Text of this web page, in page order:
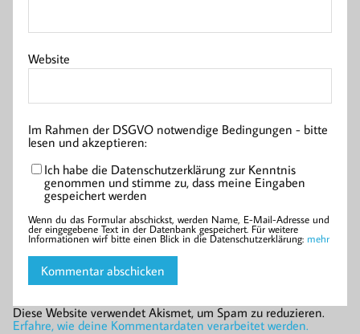
Website
Im Rahmen der DSGVO notwendige Bedingungen - bitte
lesen und akzeptieren:
Ich habe die Datenschutzerklärung zur Kenntnis
genommen und stimme zu, dass meine Eingaben
gespeichert werden
Wenn du das Formular abschickst, werden Name, E-Mail-Adresse und
der eingegebene Text in der Datenbank gespeichert. Für weitere
Informationen wirf bitte einen Blick in die Datenschutzerklärung: mehr
Diese Website verwendet Akismet, um Spam zu reduzieren.
Erfahre, wie deine Kommentardaten verarbeitet werden.